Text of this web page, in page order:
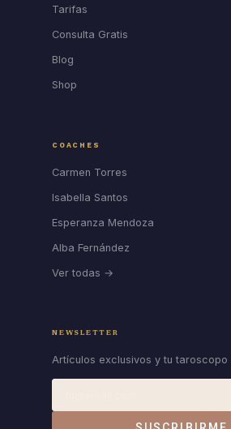
Tarifas
Consulta Gratis
Blog
Shop
COACHES
Carmen Torres
Isabella Santos
Esperanza Mendoza
Alba Fernández
Ver todas →
NEWSLETTER
Artículos exclusivos y tu taroscopo